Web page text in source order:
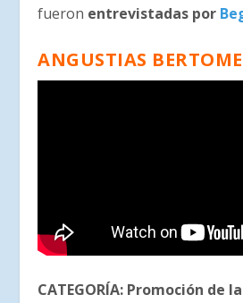
fueron entrevistadas por
ANGUSTIAS
CATEGORÍA: Promoción de